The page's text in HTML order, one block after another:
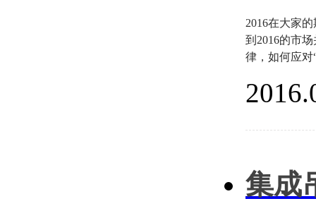
2016在大家
到2016的市
律，如何应对
集成